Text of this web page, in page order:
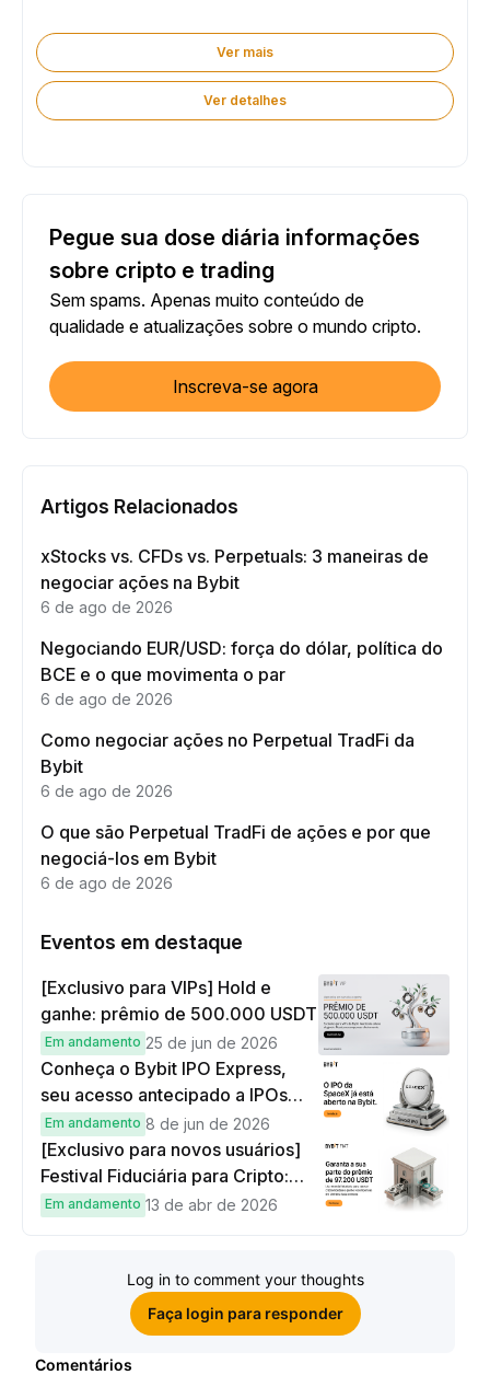
Ver mais
Ver detalhes
Pegue sua dose diária informações
sobre cripto e trading
Sem spams. Apenas muito conteúdo de
qualidade e atualizações sobre o mundo cripto.
Inscreva-se agora
Artigos Relacionados
xStocks vs. CFDs vs. Perpetuals: 3 maneiras de
negociar ações na Bybit
6 de ago de 2026
Negociando EUR/USD: força do dólar, política do
BCE e o que movimenta o par
6 de ago de 2026
Como negociar ações no Perpetual TradFi da
Bybit
6 de ago de 2026
O que são Perpetual TradFi de ações e por que
negociá-los em Bybit
6 de ago de 2026
Eventos em destaque
[Exclusivo para VIPs] Hold e
ganhe: prêmio de 500.000 USDT
Em andamento 25 de jun de 2026
Conheça o Bybit IPO Express,
seu acesso antecipado a IPOs
globais
Em andamento 8 de jun de 2026
[Exclusivo para novos usuários]
Festival Fiduciária para Cripto:
complete tarefas simples e
Em andamento 13 de abr de 2026
Log in to comment your thoughts
Faça login para responder
Comentários